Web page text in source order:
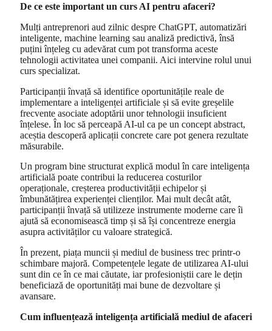
De ce este important un curs AI pentru afaceri?
Mulți antreprenori aud zilnic despre ChatGPT, automatizări
inteligente, machine learning sau analiză predictivă, însă
puțini înțeleg cu adevărat cum pot transforma aceste
tehnologii activitatea unei companii. Aici intervine rolul unui
curs specializat.
Participanții învață să identifice oportunitățile reale de
implementare a inteligenței artificiale și să evite greșelile
frecvente asociate adoptării unor tehnologii insuficient
înțelese. În loc să perceapă AI-ul ca pe un concept abstract,
aceștia descoperă aplicații concrete care pot genera rezultate
măsurabile.
Un program bine structurat explică modul în care inteligența
artificială poate contribui la reducerea costurilor
operaționale, creșterea productivității echipelor și
îmbunătățirea experienței clienților. Mai mult decât atât,
participanții învață să utilizeze instrumente moderne care îi
ajută să economisească timp și să își concentreze energia
asupra activităților cu valoare strategică.
În prezent, piața muncii și mediul de business trec printr-o
schimbare majoră. Competențele legate de utilizarea AI-ului
sunt din ce în ce mai căutate, iar profesioniștii care le dețin
beneficiază de oportunități mai bune de dezvoltare și
avansare.
Cum influențează inteligența artificială mediul de afaceri